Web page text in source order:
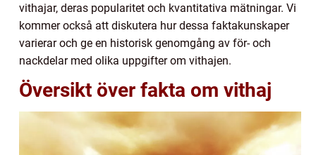
vithajar, deras popularitet och kvantitativa mätningar. Vi
kommer också att diskutera hur dessa faktakunskaper
varierar och ge en historisk genomgång av för- och
nackdelar med olika uppgifter om vithajen.
Översikt över fakta om vithaj